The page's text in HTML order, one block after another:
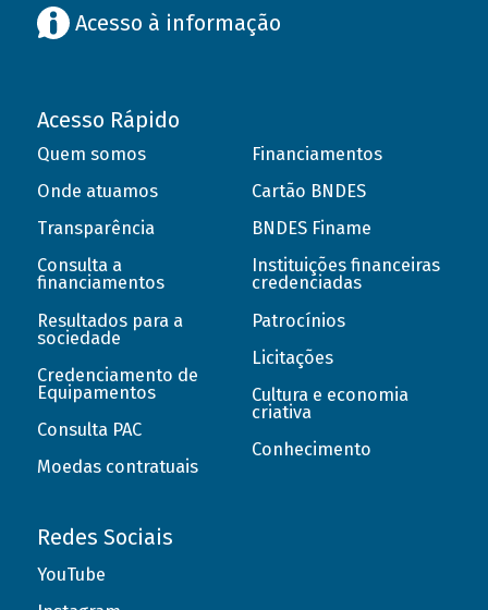
Acesso à informação
Acesso Rápido
Quem somos
Onde atuamos
Transparência
Consulta a
financiamentos
Resultados para a
sociedade
Credenciamento de
Equipamentos
Consulta PAC
Moedas contratuais
Financiamentos
Cartão BNDES
BNDES Finame
Instituições financeiras
credenciadas
Patrocínios
Licitações
Cultura e economia
criativa
Conhecimento
Redes Sociais
YouTube